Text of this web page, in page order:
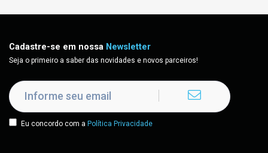
Cadastre-se em nossa Newsletter
Seja o primeiro a saber das novidades e novos parceiros!
Eu concordo com a Política Privacidade